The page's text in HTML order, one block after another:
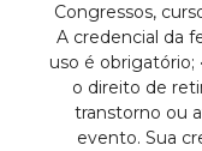
Congressos,
A credencial da
uso é obrigatório;
o direito de
transtorno ou
evento. Sua